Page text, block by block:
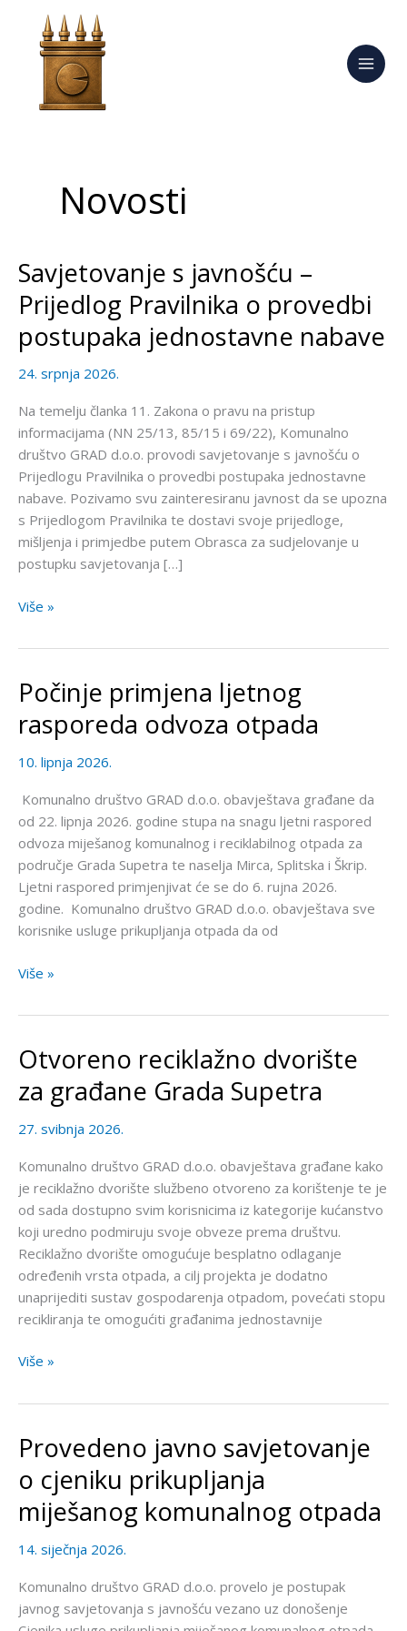
content
Novosti
Savjetovanje s javnošću –
Prijedlog Pravilnika o provedbi
postupaka jednostavne nabave
24. srpnja 2026.
Na temelju članka 11. Zakona o pravu na pristup
informacijama (NN 25/13, 85/15 i 69/22), Komunalno
društvo GRAD d.o.o. provodi savjetovanje s javnošću o
Prijedlogu Pravilnika o provedbi postupaka jednostavne
nabave. Pozivamo svu zainteresiranu javnost da se upozna
s Prijedlogom Pravilnika te dostavi svoje prijedloge,
mišljenja i primjedbe putem Obrasca za sudjelovanje u
postupku savjetovanja […]
Savjetovanje
s
javnošću
–
Prijedlog
Pravilnika
provedbi
postupaka
jednostavne
nabave
Više »
Počinje primjena ljetnog
rasporeda odvoza otpada
10. lipnja 2026.
Komunalno društvo GRAD d.o.o. obavještava građane da
od 22. lipnja 2026. godine stupa na snagu ljetni raspored
odvoza miješanog komunalnog i reciklabilnog otpada za
područje Grada Supetra te naselja Mirca, Splitska i Škrip.
Ljetni raspored primjenjivat će se do 6. rujna 2026.
godine. Komunalno društvo GRAD d.o.o. obavještava sve
korisnike usluge prikupljanja otpada da od
Počinje
primjena
ljetnog
odvoza
otpada
Više »
Otvoreno reciklažno dvorište
za građane Grada Supetra
27. svibnja 2026.
Komunalno društvo GRAD d.o.o. obavještava građane kako
je reciklažno dvorište službeno otvoreno za korištenje te je
od sada dostupno svim korisnicima iz kategorije kućanstvo
koji uredno podmiruju svoje obveze prema društvu.
Reciklažno dvorište omogućuje besplatno odlaganje
određenih vrsta otpada, a cilj projekta je dodatno
unaprijediti sustav gospodarenja otpadom, povećati stopu
recikliranja te omogućiti građanima jednostavnije
Otvoreno
dvorište
Grada
Supetra
Više »
Provedeno javno savjetovanje
o cjeniku prikupljanja
miješanog komunalnog otpada
14. siječnja 2026.
Komunalno društvo GRAD d.o.o. provelo je postupak
javnog savjetovanja s javnošću vezano uz donošenje
Provedeno
javno
savjetovanje
o
cjeniku
prikupljanja
komunalnog
otpada